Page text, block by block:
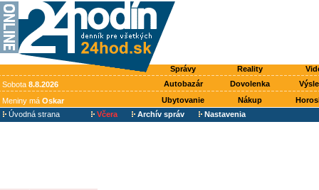
Správy Reality
Sobota 8.8.2026 Autobazár Dovolenka
Meniny má Oskar Ubytovanie Nákup
Úvodná strana
Včera Archív správ Nastavenia